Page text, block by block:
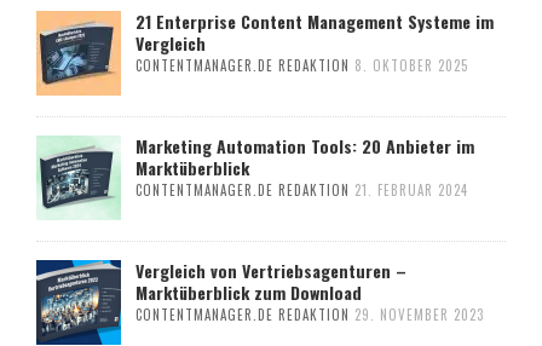
21 Enterprise Content Management Systeme im
Vergleich
CONTENTMANAGER.DE REDAKTION 8. OKTOBER 2025
Marketing Automation Tools: 20 Anbieter im
Marktüberblick
CONTENTMANAGER.DE REDAKTION 21. FEBRUAR 2024
Vergleich von Vertriebsagenturen –
Marktüberblick zum Download
CONTENTMANAGER.DE REDAKTION 29. NOVEMBER 2023